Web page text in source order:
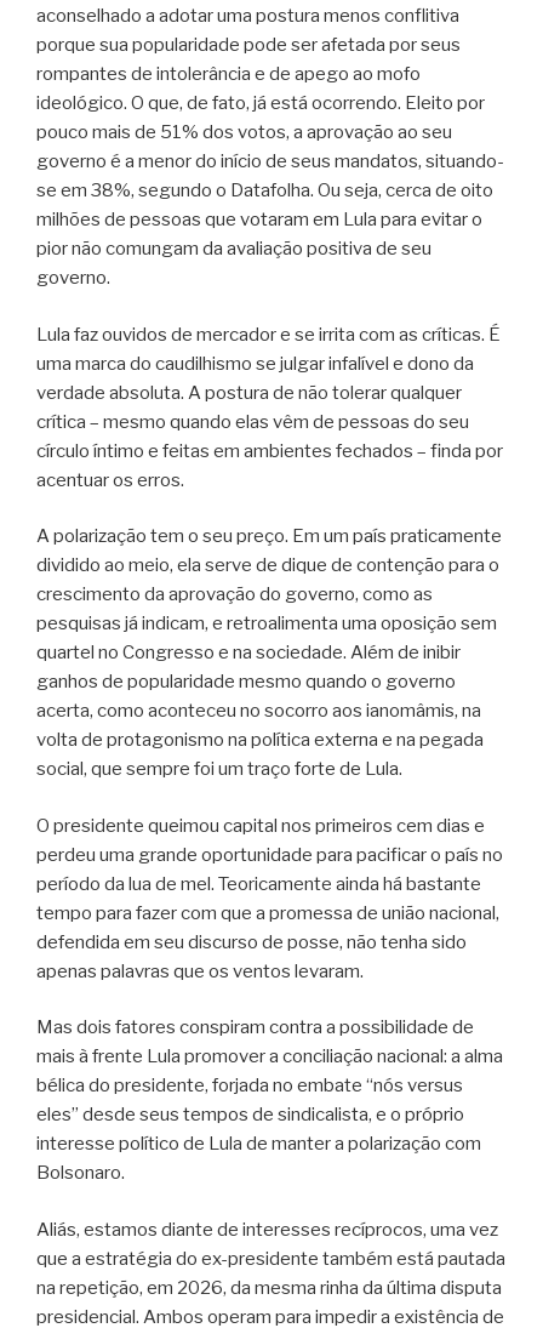
aconselhado a adotar uma postura menos conflitiva
porque sua popularidade pode ser afetada por seus
rompantes de intolerância e de apego ao mofo
ideológico. O que, de fato, já está ocorrendo. Eleito por
pouco mais de 51% dos votos, a aprovação ao seu
governo é a menor do início de seus mandatos, situando-
se em 38%, segundo o Datafolha. Ou seja, cerca de oito
milhões de pessoas que votaram em Lula para evitar o
pior não comungam da avaliação positiva de seu
governo.
Lula faz ouvidos de mercador e se irrita com as críticas. É
uma marca do caudilhismo se julgar infalível e dono da
verdade absoluta. A postura de não tolerar qualquer
crítica – mesmo quando elas vêm de pessoas do seu
círculo íntimo e feitas em ambientes fechados – finda por
acentuar os erros.
A polarização tem o seu preço. Em um país praticamente
dividido ao meio, ela serve de dique de contenção para o
crescimento da aprovação do governo, como as
pesquisas já indicam, e retroalimenta uma oposição sem
quartel no Congresso e na sociedade. Além de inibir
ganhos de popularidade mesmo quando o governo
acerta, como aconteceu no socorro aos ianomâmis, na
volta de protagonismo na política externa e na pegada
social, que sempre foi um traço forte de Lula.
O presidente queimou capital nos primeiros cem dias e
perdeu uma grande oportunidade para pacificar o país no
período da lua de mel. Teoricamente ainda há bastante
tempo para fazer com que a promessa de união nacional,
defendida em seu discurso de posse, não tenha sido
apenas palavras que os ventos levaram.
Mas dois fatores conspiram contra a possibilidade de
mais à frente Lula promover a conciliação nacional: a alma
bélica do presidente, forjada no embate “nós versus
eles” desde seus tempos de sindicalista, e o próprio
interesse político de Lula de manter a polarização com
Bolsonaro.
Aliás, estamos diante de interesses recíprocos, uma vez
que a estratégia do ex-presidente também está pautada
na repetição, em 2026, da mesma rinha da última disputa
presidencial. Ambos operam para impedir a existência de